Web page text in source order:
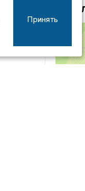
Принять